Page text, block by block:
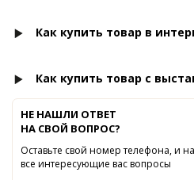
Как купить товар в
Как купить товар с
НЕ НАШЛИ ОТВЕТ
НА СВОЙ ВОПРОС?
Оставьте свой номер телефона, и
все интересующие вас вопросы